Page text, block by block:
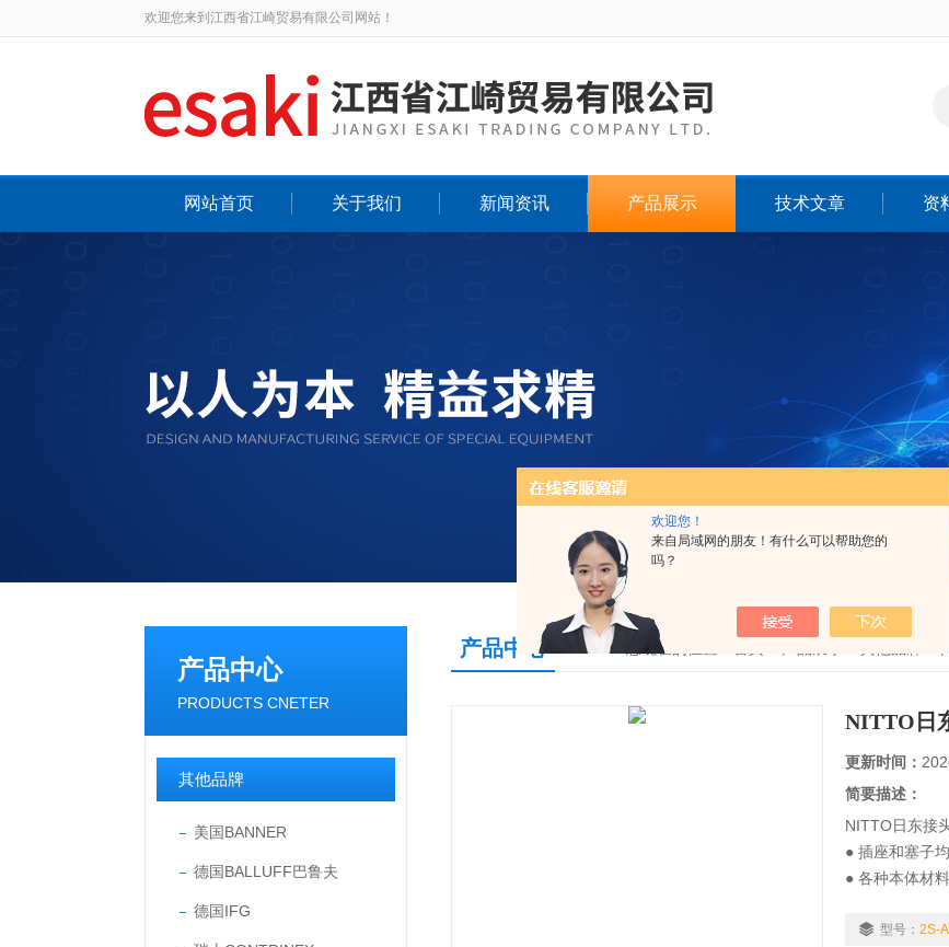
欢迎您！
来自局域网的朋友！有什么可以帮助您的
吗？
欢迎您来到江西省江崎贸易有限公司网站！
网站首页 关于我们 新闻资讯 产品展示 技术文章 资
产品中心
PRODUCTS CNETER
其他品牌
美国BANNER
德国BALLUFF巴鲁夫
德国IFG
产品中心 您现在的位置：
NITTO日
更新时间：
简要描述：
NITTO日东接
● 插座和塞子
● 各种本体材
--镀镍用于钢
型号： 2S-